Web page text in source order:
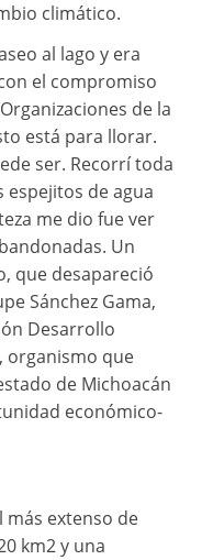
climático.
al lago y era
el compromiso
de la
está para llorar.
ser. Recorrí toda
espejitos de agua
me dio fue ver
Un
que desapareció
Sánchez Gama,
Desarrollo
organismo que
de Michoacán
económico-
más extenso de
km2 y una